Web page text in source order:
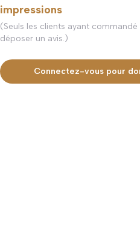
impressions
(Seuls les clients ayant
déposer un avis.)
Connectez-vous pour